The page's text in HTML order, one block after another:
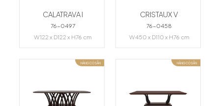
CALATRAVA I
76-0497
W122 x D122 x H76 cm
CRISTAUX V
76-0458
W450 x D110 x H76 cm
HÀNG CÓ SẴN HÀNG CÓ SẴN